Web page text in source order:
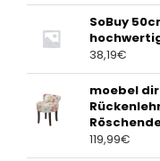
SoBuy
38,19€
moebel
119,99€